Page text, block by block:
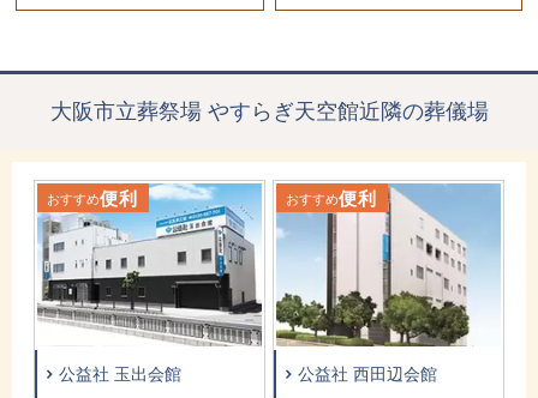
大阪市立葬祭場 やすらぎ天空館近隣の葬儀場
おすすめ便利
公益社 玉出会館
おすすめ便利
公益社 西田辺会館